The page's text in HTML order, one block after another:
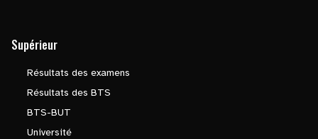
Supérieur
Résultats des examens
Résultats des BTS
BTS-BUT
Université